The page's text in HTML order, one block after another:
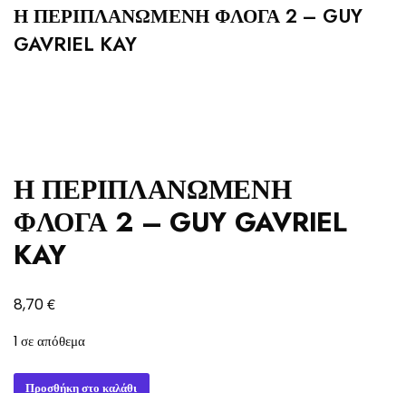
Η ΠΕΡΙΠΛΑΝΩΜΕΝΗ ΦΛΟΓΑ 2 – GUY
GAVRIEL KAY
Η ΠΕΡΙΠΛΑΝΩΜΕΝΗ
ΦΛΟΓΑ 2 – GUY GAVRIEL
KAY
8,70€
1 σε απόθεμα
Προσθήκη στο καλάθι